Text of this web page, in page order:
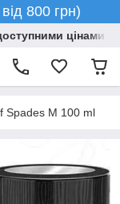
від 800 грн)
цінами
Spades M 100 ml